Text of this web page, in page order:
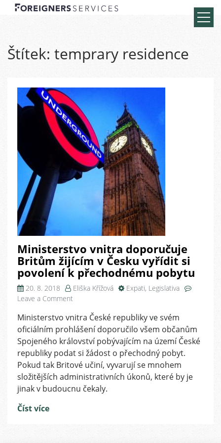
Štítek: temprary residence
Ministerstvo vnitra doporučuje
Britům žijícím v Česku vyřídit si
povolení k přechodnému pobytu
20. 8. 2018 Eliška Křížová Expati, Legislativa
Leave a Comment
vnitra
doporučuje
Britům
žijícím
Česku
vyřídit
si
Ministerstvo vnitra České republiky ve svém
oficiálním prohlášení doporučilo všem občanům
Spojeného království pobývajícím na území České
republiky podat si žádost o přechodný pobyt.
Pokud tak Britové učiní, vyvarují se mnohem
složitějších administrativních úkonů, které by je
jinak v budoucnu čekaly.
Číst více